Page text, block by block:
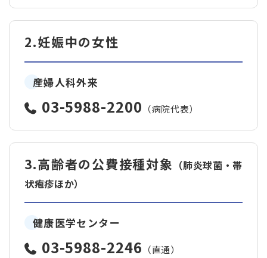
2.妊娠中の女性
産婦人科外来
03-5988-2200 （病院代表）
3.高齢者の公費接種対象 （肺炎球菌・帯
状疱疹ほか）
健康医学センター
03-5988-2246 （直通）